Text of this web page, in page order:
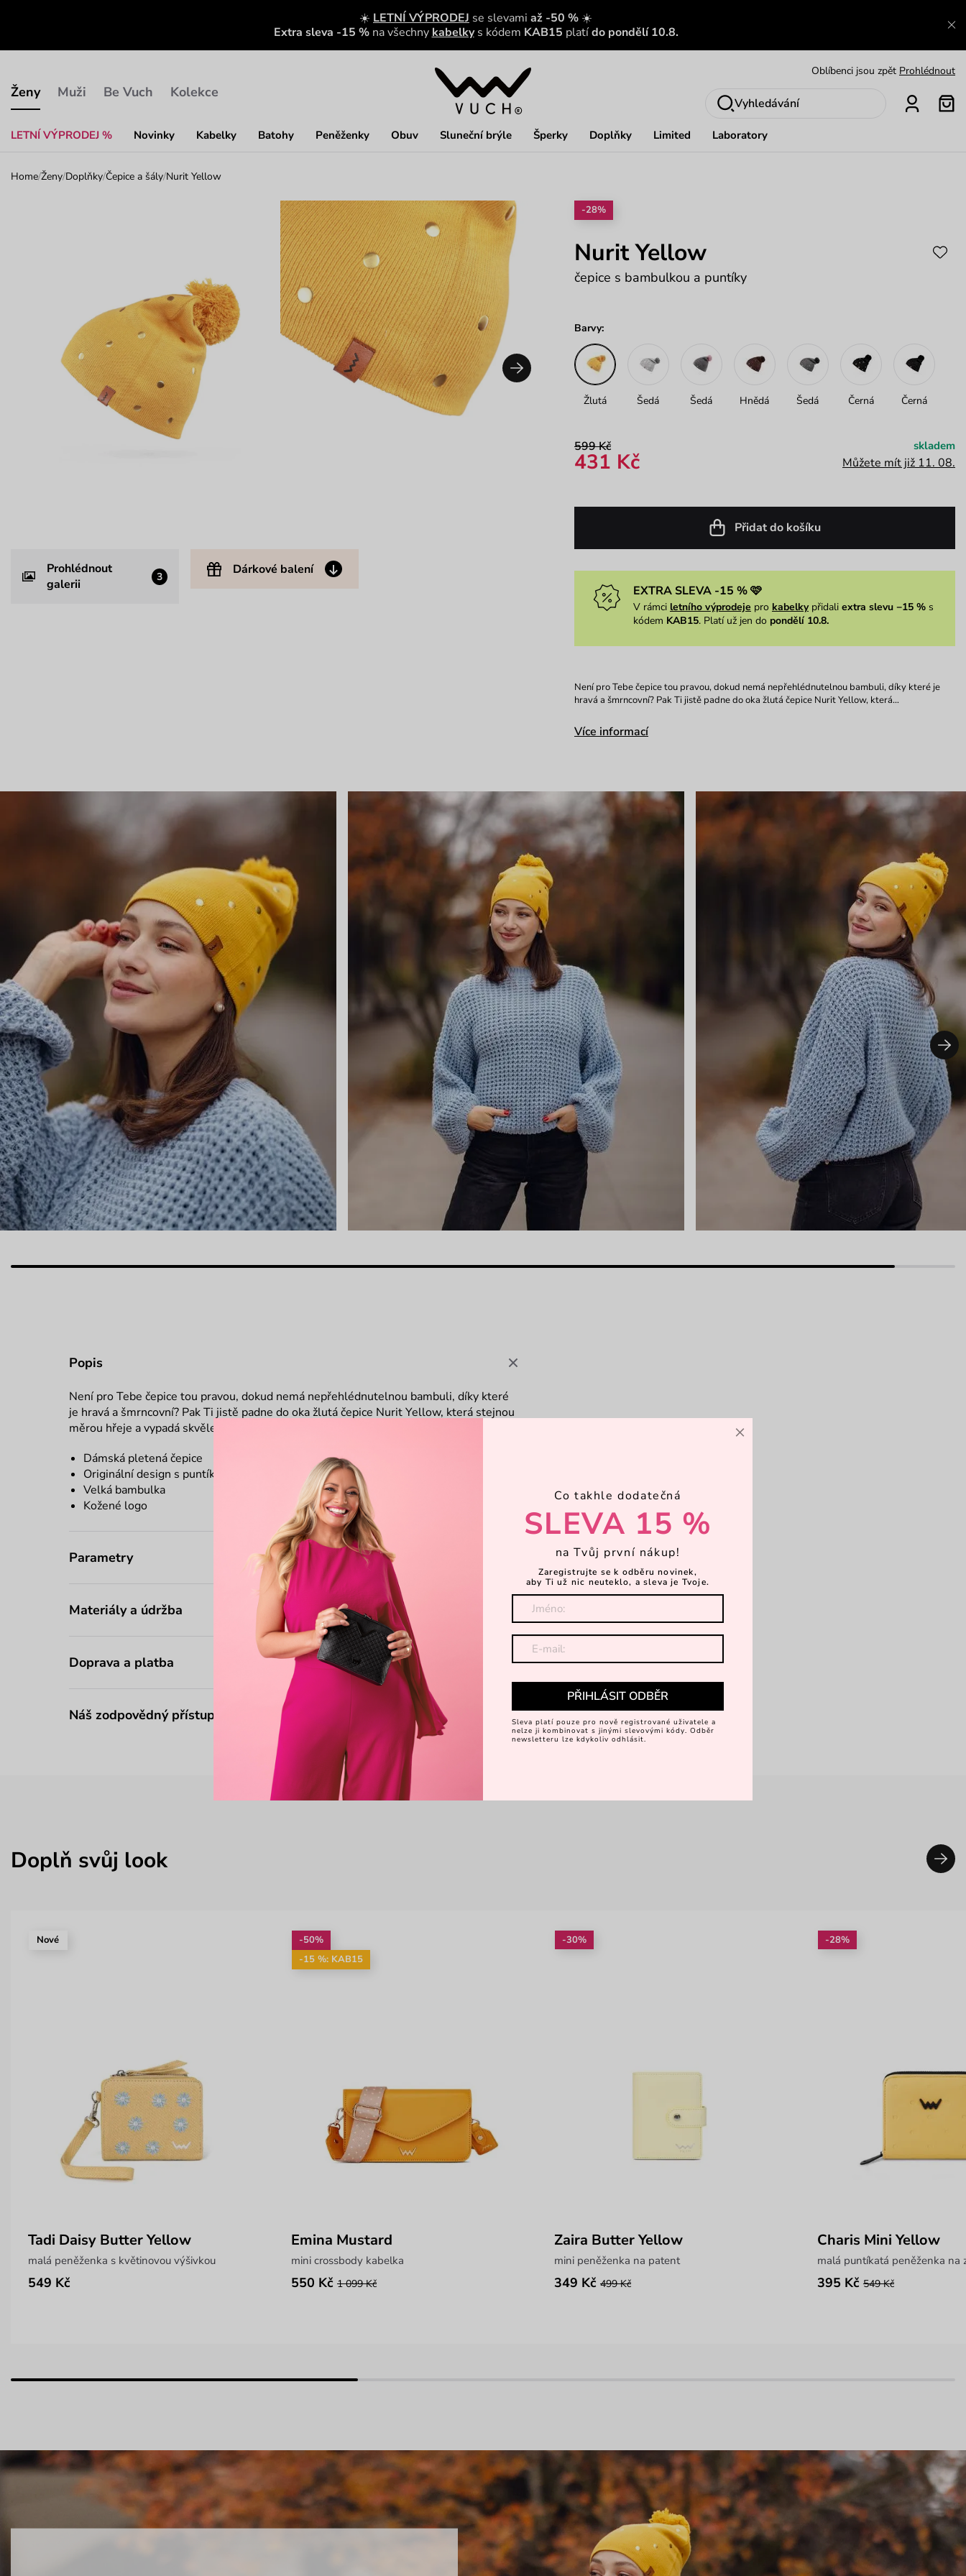
☀️ LETNÍ VÝPRODEJ se slevami až -50 % ☀️
Extra sleva -15 % na všechny kabelky s kódem KAB15 platído pondělí 10.8.
Ženy
LETNÍ VÝPRODEJ % Novinky Kabelky Batohy Peněženky Obuv Sluneční brýle Šperky Doplňky Limited Laboratory
Muži Be Vuch Kolekce
Nech se inspirovat Ukázat
Vyhledávání
Home/Ženy/Doplňky/Čepice a šály/Nurit Yellow
Prohlédnout
galerii
3 Dárkové balení
-28%
Nurit Yellow
čepice s bambulkou a puntíky
Barvy:
Žlutá Šedá Šedá Hnědá Šedá Černá Černá
599 Kč
431 Kč
skladem
Můžete mít již 11. 08.
Přidat do košíku
EXTRA SLEVA -15 % 🩷
V rámci letního výprodeje pro kabelkypřidali extra slevu −15 %s
kódem KAB15. Platí už jen do pondělí 10.8.
Není pro Tebe čepice tou pravou, dokud nemá nepřehlédnutelnou bambuli, díky které je
hravá a šmrncovní? Pak Ti jistě padne do oka žlutá čepice Nurit Yellow, která…
Více informací
Popis
Není pro Tebe čepice tou pravou, dokud nemá nepřehlédnutelnou bambuli, díky které
je hravá a šmrncovní? Pak Ti jistě padne do oka žlutá čepice Nurit Yellow, která stejnou
měrou hřeje a vypadá skvěle.
Dámská pletená čepice
Originální design s puntíky
Velká bambulka
Kožené logo
Parametry
Materiály a údržba
Doprava a platba
Náš zodpovědný přístup
Doplň svůj look
Nové
Tadi Daisy Butter Yellow
malá peněženka s květinovou výšivkou
549 Kč
-50%
-15 %: KAB15
Emina Mustard
mini crossbody kabelka
550 Kč 1 099 Kč
-30%
Zaira Butter Yellow
mini peněženka na patent
349 Kč 499 Kč
-28%
Charis Mini Yellow
malá puntíkatá peněženka na
395 Kč 549 Kč
×
Co takhle dodatečná
SLEVA 15 %
na Tvůj první nákup!
Zaregistrujte se k odběru novinek,
aby Ti už nic neuteklo, a sleva je Tvoje.
PŘIHLÁSIT ODBĚR
Sleva platí pouze pro nově registrované uživatele a
nelze ji kombinovat s jinými slevovými kódy. Odběr
newsletteru lze kdykoliv odhlásit.